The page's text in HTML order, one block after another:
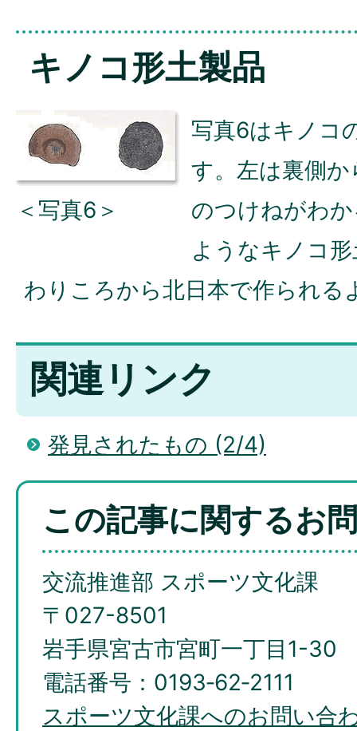
キノコ形土製品
＜写真6＞
写真6はキノコ
す。左は裏側
のつけねがわ
ようなキノコ
わりころから北日本で作られる
関連リンク
発見されたもの (2/4)
この記事に関するお
交流推進部 スポーツ文化課
〒027-8501
岩手県宮古市宮町一丁目1-30
電話番号：0193‐62‐2111
スポーツ文化課へのお問い合